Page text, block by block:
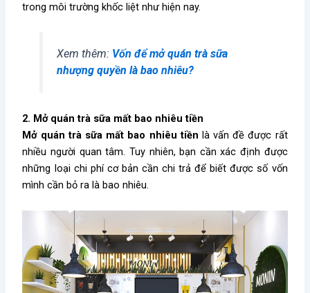
trong môi trường khốc liệt như hiện nay.
Xem thêm: Vốn để mở quán trà sữa
nhượng quyền là bao nhiêu?
2. Mở quán trà sữa mất bao nhiêu tiền
Mở quán trà sữa mất bao nhiêu tiền là vấn đề được rất
nhiều người quan tâm. Tuy nhiên, bạn cần xác định được
những loại chi phí cơ bản cần chi trả để biết được số vốn
mình cần bỏ ra là bao nhiêu.